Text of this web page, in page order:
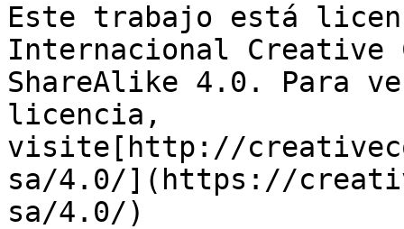
Este trabajo está
Internacional Creative
ShareAlike 4.0. Para
licencia,
visite[http://
sa/4.0/](https://
sa/4.0/)